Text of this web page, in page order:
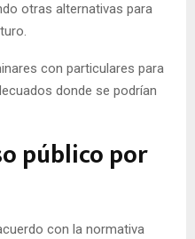
otras alternativas para
con particulares para
donde se podrían
público por
con la normativa